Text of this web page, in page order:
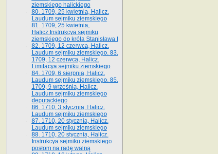
ziemskiego halickiego
80. 1709, 25 kwietnia, Halicz.
Laudum sejmiku ziemskiego
81. 1709, 25 kwietnia,
Halicz.Instrukcya sejmiku
ziemskiego do króla Stanisława I
82. 1709, 12 czerwca, Halicz.
Laudum sejmiku ziemskiego. 83.
1709, 12 czerwca, Halicz.
Limitacya sejmiku ziemskiego
84. 1709, 6 sierpnia, Halicz.
Laudum sejmiku ziemskiego. 85.
1709, 9 września, Halicz.
Laudum sejmiku ziemskiego
deputackiego
86. 1710, 3 stycznia, Halicz.
Laudum sejmiku ziemskiego
87. 1710, 20 stycznia, Halicz.
Laudum sejmiku ziemskiego
88. 1710, 20 stycznia, Halicz.
Instrukcya sejmiku ziemskiego
posłom na radę walną